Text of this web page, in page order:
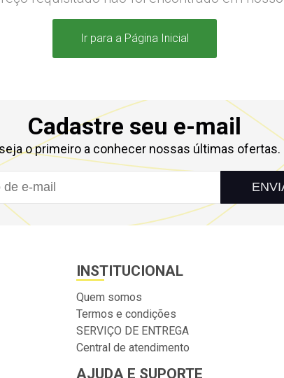
Ir para a Página Inicial
Cadastre seu e-mail
o primeiro a conhecer nossas últimas ofertas.
INSTITUCIONAL
Quem somos
Termos e condições
SERVIÇO DE ENTREGA
Central de atendimento
AJUDA E SUPORTE